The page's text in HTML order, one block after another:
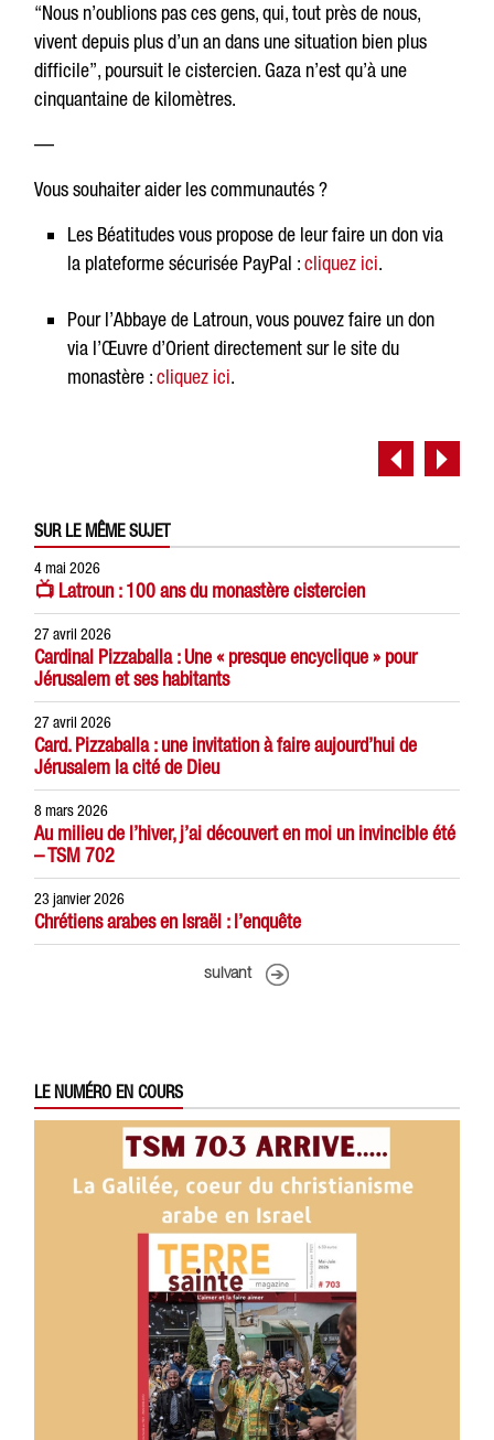
“Nous n’oublions pas ces gens, qui, tout près de nous,
vivent depuis plus d’un an dans une situation bien plus
difficile”, poursuit le cistercien. Gaza n’est qu’à une
cinquantaine de kilomètres.
—
Vous souhaiter aider les communautés ?
Les Béatitudes vous propose de leur faire un don via
la plateforme sécurisée PayPal :cliquez ici.
Pour l’Abbaye de Latroun, vous pouvez faire un don
via l’Œuvre d’Orient directement sur le site du
monastère :cliquez ici.
SUR LE MÊME SUJET
4 mai 2026
📺 Latroun : 100 ans du monastère cistercien
27 avril 2026
Cardinal Pizzaballa : Une « presque encyclique » pour
Jérusalem et ses habitants
27 avril 2026
Card. Pizzaballa : une invitation à faire aujourd’hui de
Jérusalem la cité de Dieu
8 mars 2026
Au milieu de l’hiver, j’ai découvert en moi un invincible été
– TSM 702
23 janvier 2026
Chrétiens arabes en Israël : l’enquête
suivant
LE NUMÉRO EN COURS